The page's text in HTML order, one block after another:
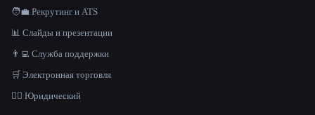
🧑‍💼 Рекрутинг и ATS
📊 Слайды и презентации
👨‍💻 Служба поддержки
🛒 Электронная торговля
👩‍⚖️ Юридический